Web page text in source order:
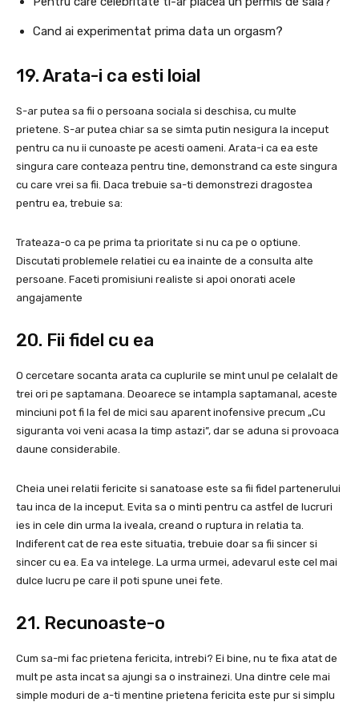
Cand ai experimentat prima data un orgasm?
19. Arata-i ca esti loial
S-ar putea sa fii o persoana sociala si deschisa, cu multe
prietene. S-ar putea chiar sa se simta putin nesigura la inceput
pentru ca nu ii cunoaste pe acesti oameni. Arata-i ca ea este
singura care conteaza pentru tine, demonstrand ca este singura
cu care vrei sa fii. Daca trebuie sa-ti demonstrezi dragostea
pentru ea, trebuie sa:
Trateaza-o ca pe prima ta prioritate si nu ca pe o optiune.
Discutati problemele relatiei cu ea inainte de a consulta alte
persoane. Faceti promisiuni realiste si apoi onorati acele
angajamente
20. Fii fidel cu ea
O cercetare socanta arata ca cuplurile se mint unul pe celalalt de
trei ori pe saptamana. Deoarece se intampla saptamanal, aceste
minciuni pot fi la fel de mici sau aparent inofensive precum „Cu
siguranta voi veni acasa la timp astazi”, dar se aduna si provoaca
daune considerabile.
Cheia unei relatii fericite si sanatoase este sa fii fidel partenerului
tau inca de la inceput. Evita sa o minti pentru ca astfel de lucruri
ies in cele din urma la iveala, creand o ruptura in relatia ta.
Indiferent cat de rea este situatia, trebuie doar sa fii sincer si
sincer cu ea. Ea va intelege. La urma urmei, adevarul este cel mai
dulce lucru pe care il poti spune unei fete.
21. Recunoaste-o
Cum sa-mi fac prietena fericita, intrebi? Ei bine, nu te fixa atat de
mult pe asta incat sa ajungi sa o instrainezi. Una dintre cele mai
simple moduri de a-ti mentine prietena fericita este pur si simplu